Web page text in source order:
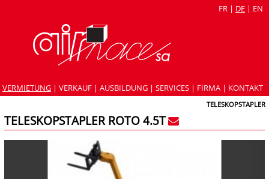
FR | DE | EN
VERMIETUNG | VERKAUF | AUSBILDUNG | SERVICES | FIRMA | KONTAKT
TELESKOPSTAPLER
TELESKOPSTAPLER ROTO 4.5T